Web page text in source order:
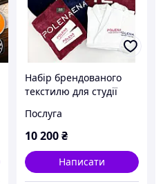
Набір брендованого
текстилю для студії
Послуга
10 200 ₴
Написати